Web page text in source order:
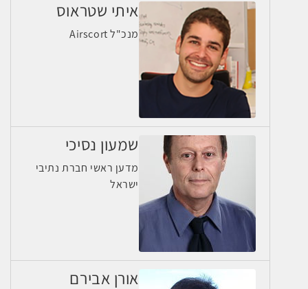
איתי שטראוס
מנכ"ל Airscort
שמעון נסיכי
מדען ראשי חברת נתיבי
ישראל
אורן אבירם